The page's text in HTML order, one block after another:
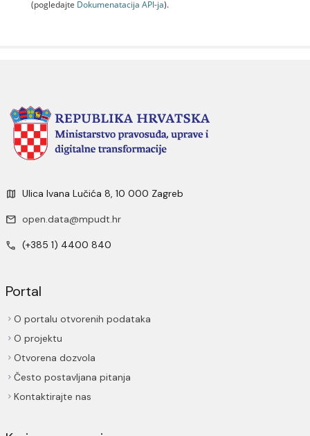
(pogledajte Dokumenаtаcijа API-jа).